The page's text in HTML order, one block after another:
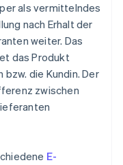
als vermittelndes
nach Erhalt der
weiter. Das
das Produkt
die Kundin. Der
zwischen
E-